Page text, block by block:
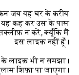
जब वह घर के क़रीब
कह कर उस के पास
न करें, क्यूँकि मैं
इस लाइक़ नहीं हूँ।
लाइक़ भी न समझा।
शिफ़ा पा जाएगा।